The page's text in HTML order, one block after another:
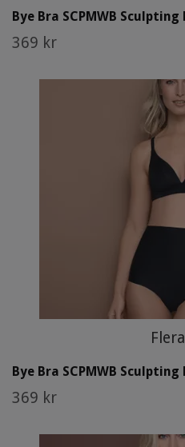
Bye Bra SCPMWB
369 kr
Bye Bra SCPMWB
369 kr